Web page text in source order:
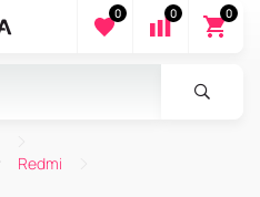
0 0 0
Redmi